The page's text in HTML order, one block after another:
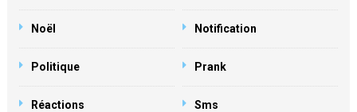
Noël Notification
Politique Prank
Réactions Sms